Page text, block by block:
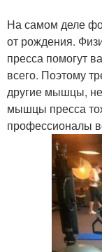
На самом деле
от рождения.
пресса помогут
всего. Поэтому
другие мышцы,
мышцы пресса
профессионалы